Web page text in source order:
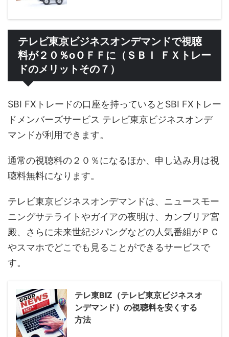
テレビ東京ビジネスオンデマンドで視聴
料が２０％oＯＦＦに（ＳＢＩ ＦＸトレー
ドのメリットその７）
SBI FXトレードの口座を持っているとSBI FXトレー
ドメンバーズサービス テレビ東京ビジネスオンデ
マンドが利用できます。
通常の視聴料の２０％になるほか、申し込み月は視
聴料無料になります。
テレビ東京ビジネスオンデマンドは、ニュースモー
ニングサテライトやガイアの夜明け、カンブリア宮
殿、さらに未来世紀ジパングなどの人気番組がＰＣ
やスマホでどこでも見ることができるサービスで
す。
テレ東BIZ（テレビ東京ビジネスオ
ンデマンド）の視聴料を安くする
方法